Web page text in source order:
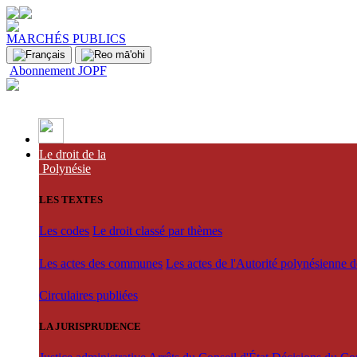
MARCHÉS PUBLICS
Abonnement JOPF
Le droit de la
Polynésie
LES TEXTES
Les codes Le droit classé par thèmes
Les actes des communes Les actes de l'Autorité polynésienne
Circulaires publiées
LA JURISPRUDENCE